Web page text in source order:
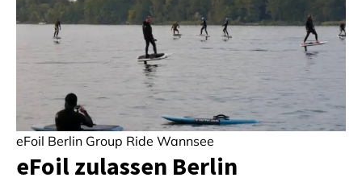
eFoil Berlin Group Ride Wannsee
eFoil zulassen Berlin